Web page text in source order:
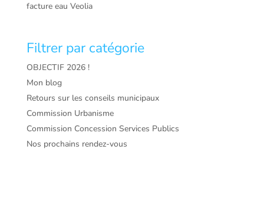
facture eau Veolia
Filtrer par catégorie
OBJECTIF 2026 !
Mon blog
Retours sur les conseils municipaux
Commission Urbanisme
Commission Concession Services Publics
Nos prochains rendez-vous